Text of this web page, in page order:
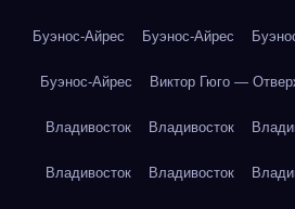
Буэнос-Айрес Буэнос-Айрес
Буэнос-Айрес Виктор Гюго —
Владивосток Владивосток
Владивосток Владивосток